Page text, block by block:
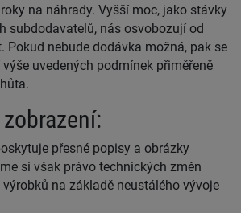
na náhrady. Vyšší moc, jako stávky
subdodavatelů, nás osvobozují od
Pokud nebude dodávka možná, pak se
uvedených podmínek přiměřeně
přesné popisy a obrázky
si však právo technických změn
na základě neustálého vývoje